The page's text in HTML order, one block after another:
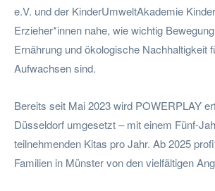
e.V. und der KinderUmweltAkademie
Erzieher*innen nahe, wie wichtig
Ernährung und ökologische Nachhaltigkeit
Aufwachsen sind.
Bereits seit Mai 2023 wird POWERPLAY
Düsseldorf umgesetzt – mit einem Fünf-
teilnehmenden Kitas pro Jahr. Ab 2025
Familien in Münster von den vielfältigen